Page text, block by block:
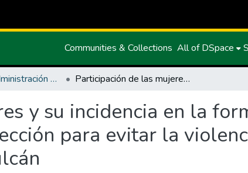
Communities & Collections All of DSpace
Carrera de Administración Pública Participación de las mujeres y su incidencia en la formulación de políticas públicas de protección para evitar la violencia de género en el Gobierno Municipal de Tulcán
y su incidencia en la
para evitar la